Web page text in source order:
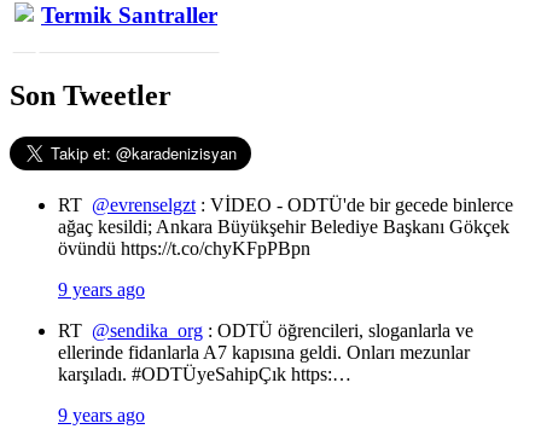
Termik Santraller
Son Tweetler
RT @evrenselgzt : VİDEO - ODTÜ'de bir gecede binlerce
ağaç kesildi; Ankara Büyükşehir Belediye Başkanı Gökçek
övündü https://t.co/chyKFpPBpn
9 years ago
RT @sendika_org : ODTÜ öğrencileri, sloganlarla ve
ellerinde fidanlarla A7 kapısına geldi. Onları mezunlar
karşıladı. #ODTÜyeSahipÇık https:…
9 years ago